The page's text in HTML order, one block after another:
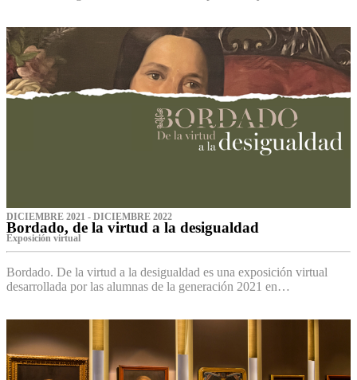
DICIEMBRE 2021 - DICIEMBRE 2022
Bordado, de la virtud a la desigualdad
Exposición virtual‌
Bordado. De la virtud a la desigualdad es una exposición virtual
desarrollada por las alumnas de la generación 2021 en…